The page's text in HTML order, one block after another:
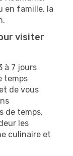
en famille, la
visiter
à 7 jours
temps
de vous
de temps,
les
culinaire et